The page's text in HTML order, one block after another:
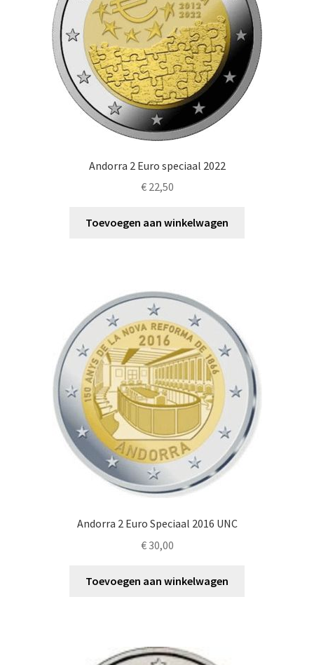
Andorra 2 Euro speciaal 2022
€22,50
Toevoegen aan winkelwagen
Andorra 2 Euro Speciaal 2016 UNC
€30,00
Toevoegen aan winkelwagen